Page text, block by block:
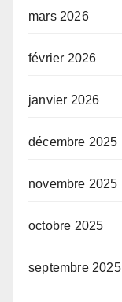
mars 2026
février 2026
janvier 2026
décembre 2025
novembre 2025
octobre 2025
septembre 2025